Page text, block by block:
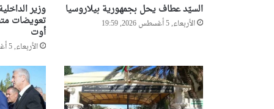
السيّد عطاف يحل بجمهورية بيلاروسيا
الأربعاء, 5 أغسطس 2026, 19:59
وزير
تعويضات
أوت
الأربعاء, 5 أغسطس 2026, 19:57